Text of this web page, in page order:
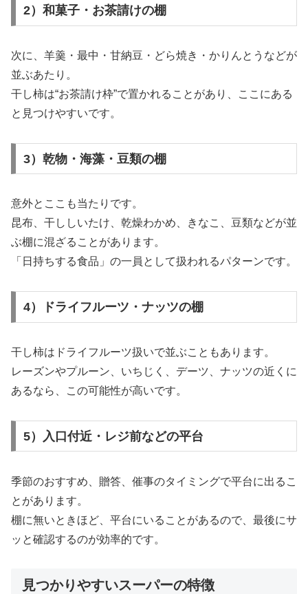
2）和菓子・お茶請けの棚
次に、羊羹・最中・甘納豆・どら焼き・かりんとうなどが
並ぶあたり。
干し柿は“お茶請け枠”で置かれることがあり、ここにある
と見つけやすいです。
3）乾物・海藻・豆類の棚
意外とここも当たりです。
昆布、干ししいたけ、乾燥わかめ、きなこ、豆類などが並
ぶ棚に混ざることがあります。
「日持ちする食品」の一員として扱われるパターンです。
4）ドライフルーツ・ナッツの棚
干し柿はドライフルーツ扱いで並ぶこともあります。
レーズンやプルーン、いちじく、デーツ、ナッツの近くに
あるなら、この可能性が高いです。
5）入口付近・レジ前などの平台
季節のおすすめ、贈答、催事のタイミングで平台に出るこ
とがあります。
棚に無いときほど、平台にいることがあるので、最後にサ
ッと確認するのが効率的です。
見つかりやすいスーパーの特徴